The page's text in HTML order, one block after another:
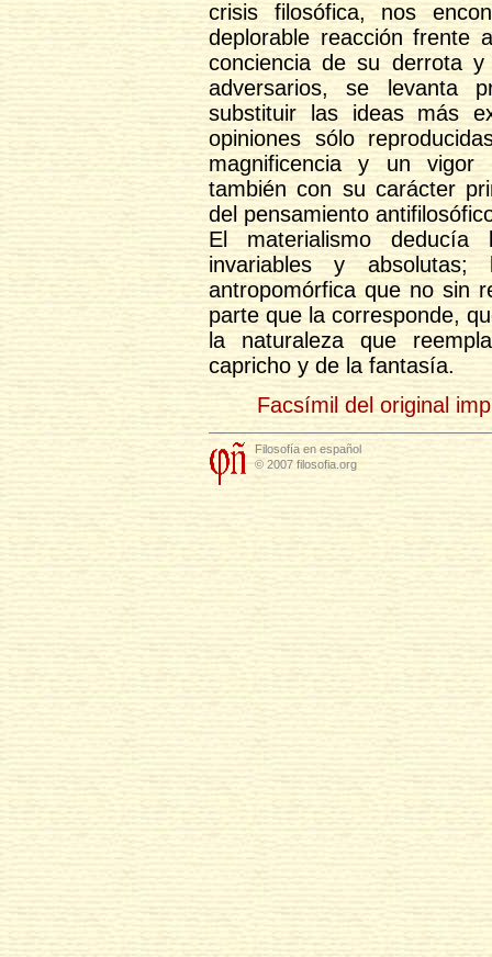
crisis filosófica, nos
deplorable reacción frente
conciencia de su derrota
adversarios, se levanta
substituir las ideas más
opiniones sólo
magnificencia y un vigor
también con su carácter
del pensamiento
El materialismo deducía
invariables y
antropomórfica que no sin
parte que la corresponde,
la naturaleza que
capricho y de la fantasía.
Facsímil del original
Filosofía en español
© 2007 filosofia.org